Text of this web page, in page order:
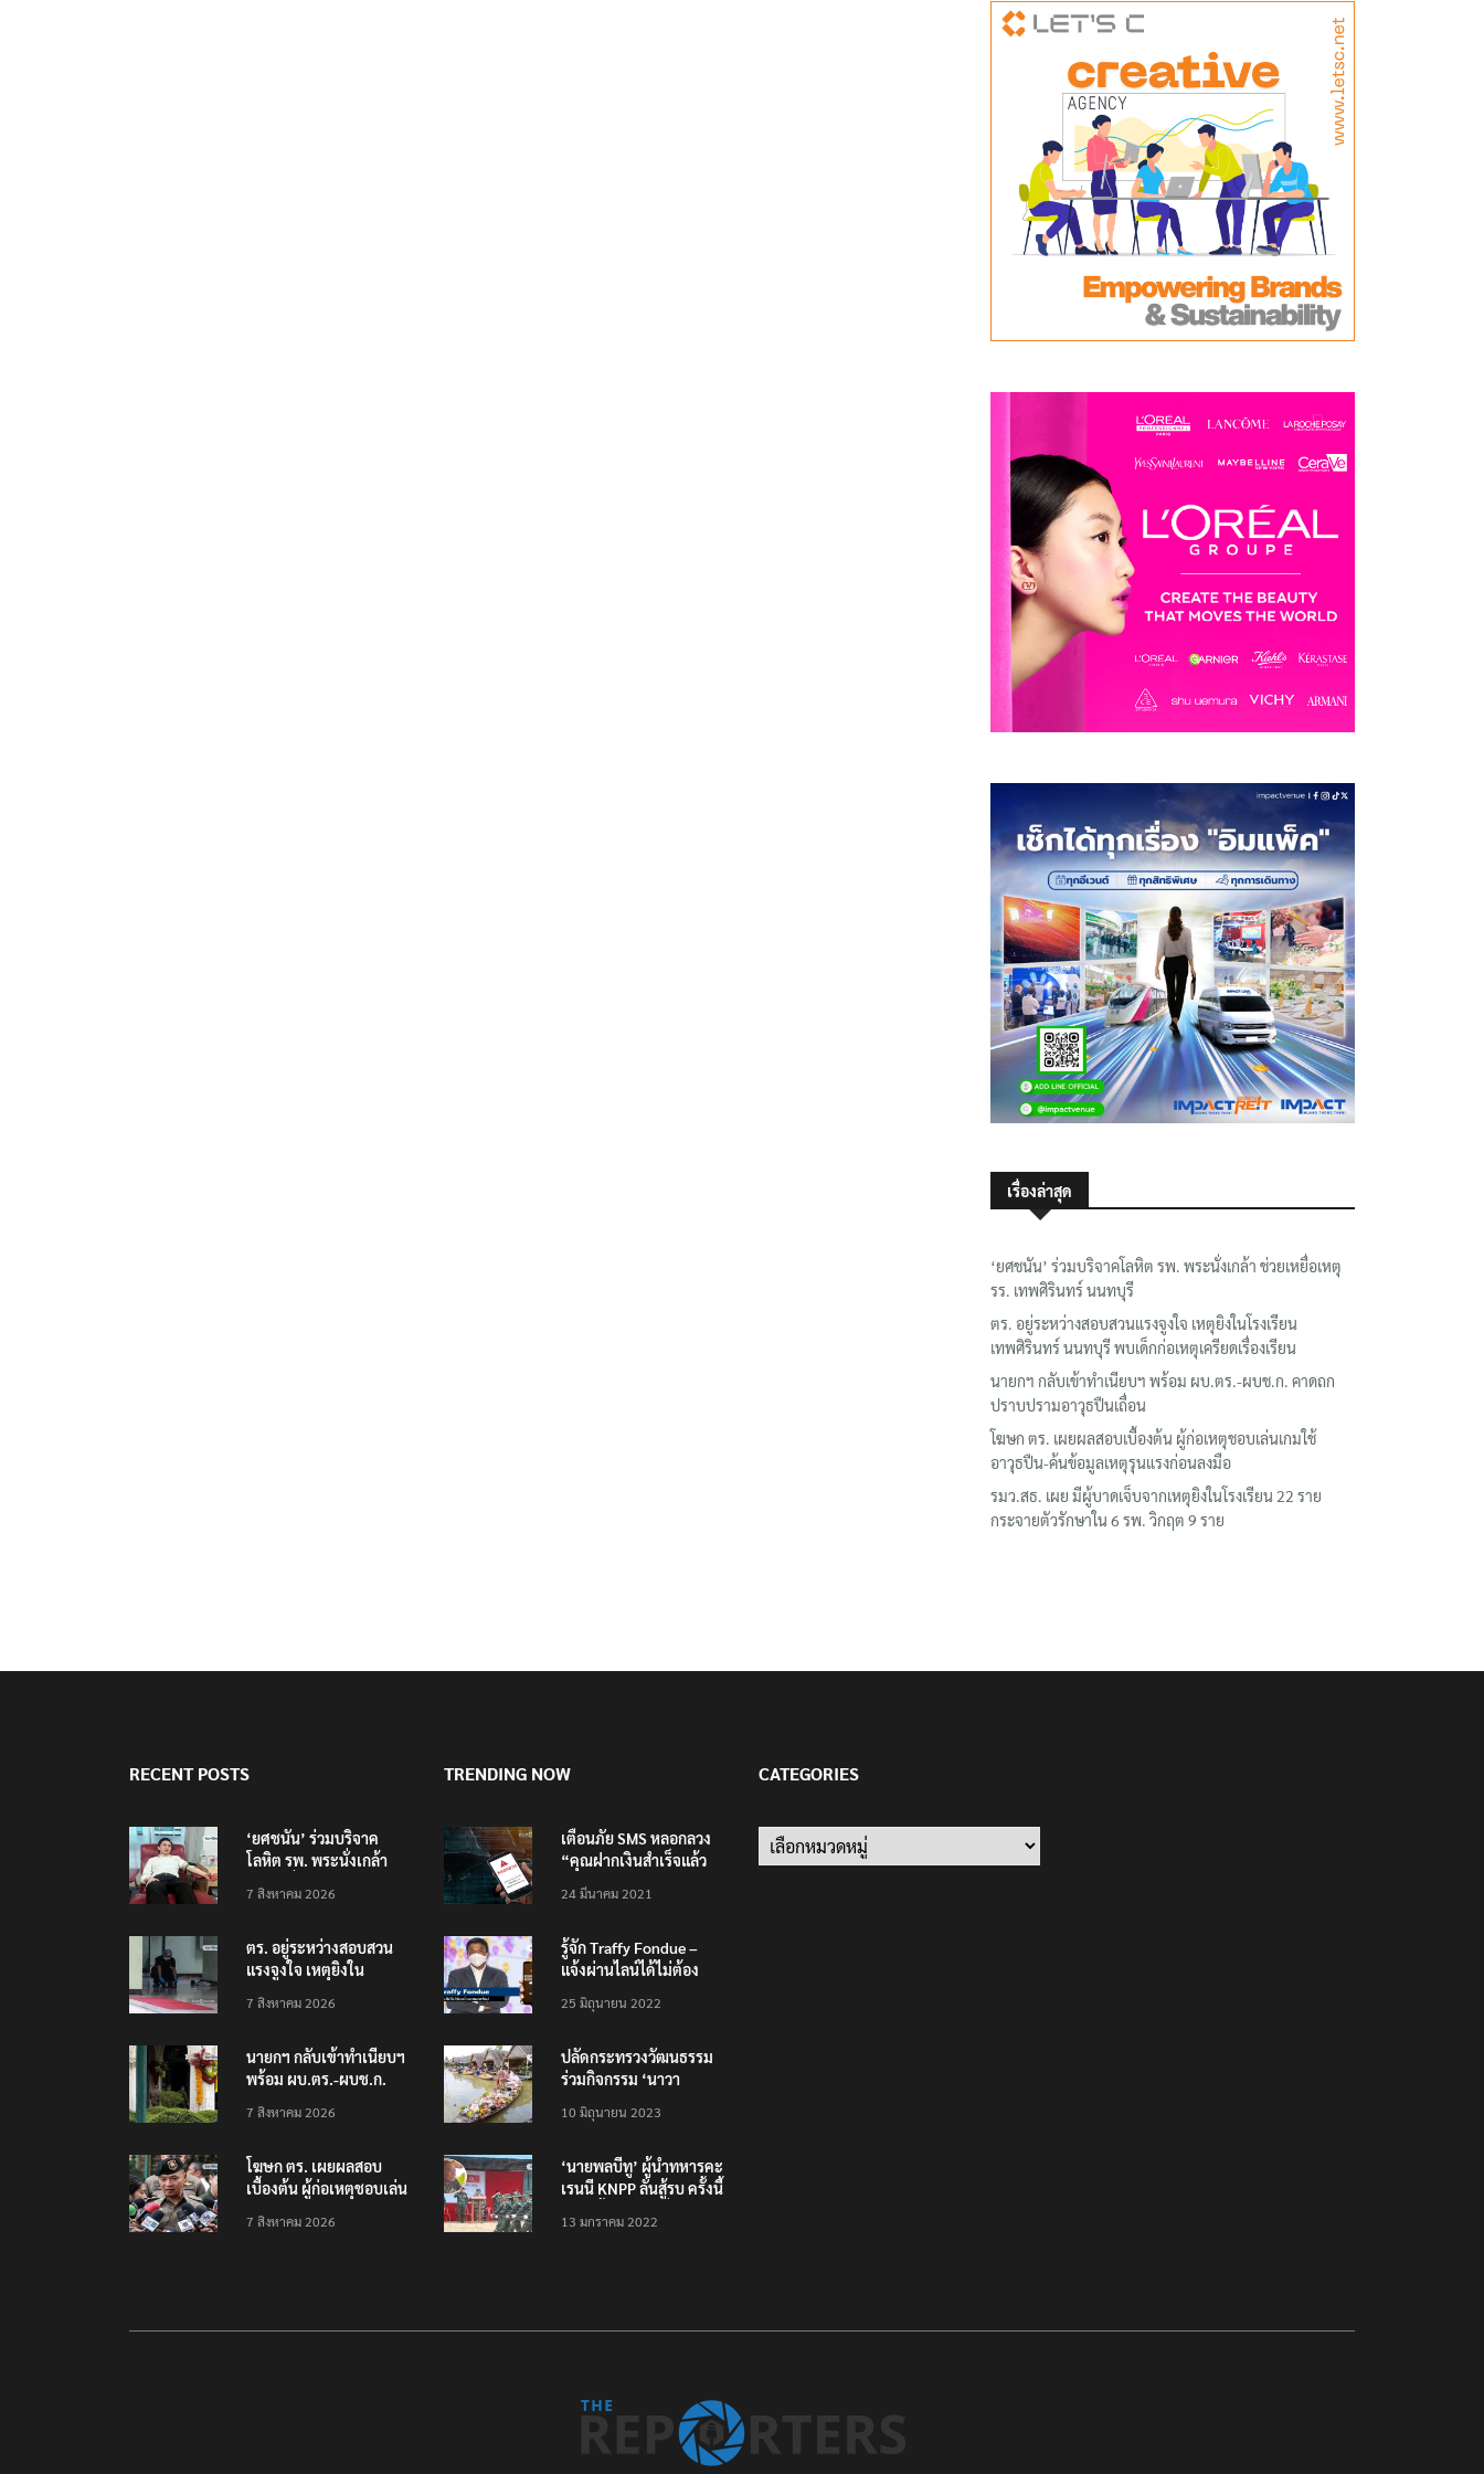
เรื่องล่าสุด
‘ยศชนัน’ ร่วมบริจาคโลหิต รพ. พระนั่งเกล้า ช่วยเหยื่อเหตุ
รร. เทพศิรินทร์ นนทบุรี
ตร. อยู่ระหว่างสอบสวนแรงจูงใจ เหตุยิงในโรงเรียน
เทพศิรินทร์ นนทบุรี พบเด็กก่อเหตุเครียดเรื่องเรียน
นายกฯ กลับเข้าทำเนียบฯ พร้อม ผบ.ตร.-ผบช.ก. คาดถก
ปราบปรามอาวุธปืนเถื่อน
โฆษก ตร. เผยผลสอบเบื้องต้น ผู้ก่อเหตุชอบเล่นเกมใช้
อาวุธปืน-ค้นข้อมูลเหตุรุนแรงก่อนลงมือ
รมว.สธ. เผย มีผู้บาดเจ็บจากเหตุยิงในโรงเรียน 22 ราย
กระจายตัวรักษาใน 6 รพ. วิกฤต 9 ราย
RECENT POSTS
‘ยศชนัน’ ร่วมบริจาค
โลหิต รพ. พระนั่งเกล้า
เทพศิรินทร์ นนทบุรี
7 สิงหาคม 2026
ตร. อยู่ระหว่างสอบสวน
แรงจูงใจ เหตุยิงใน
นนทบุรี พบเด็กก่อเหตุ
7 สิงหาคม 2026
นายกฯ กลับเข้าทำเนียบฯ
พร้อม ผบ.ตร.-ผบช.ก.
ปืนเถื่อน
7 สิงหาคม 2026
โฆษก ตร. เผยผลสอบ
เบื้องต้น ผู้ก่อเหตุชอบเล่น
เหตุรุนแรงก่อนลงมือ
7 สิงหาคม 2026
TRENDING NOW
เตือนภัย SMS หลอกลวง
“คุณฝากเงินสำเร็จแล้ว
200,000 บาท”
24 มีนาคม 2021
รู้จัก Traffy Fondue –
แจ้งผ่านไลน์ได้ไม่ต้อง
ทั่วไทย ไม่ใช่แค่ในกรุง
25 มิถุนายน 2022
ปลัดกระทรวงวัฒนธรรม
ร่วมกิจกรรม ‘นาวา
ตักบาตรทางน้ำ
10 มิถุนายน 2023
‘นายพลบีทู’ ผู้นำทหารคะ
เรนนี KNPP ลั่นสู้รบ ครั้งนี้
ประชาชนต้องชนะ
13 มกราคม 2022
CATEGORIES
Categories